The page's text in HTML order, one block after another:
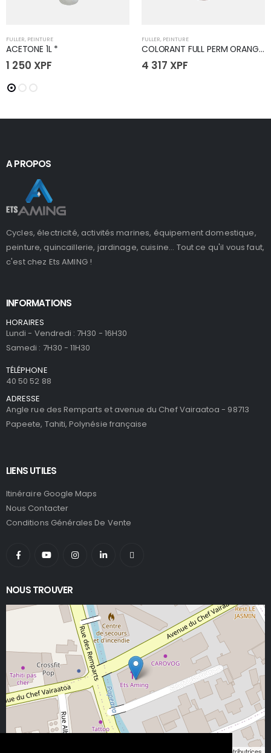
FULLER, PEINTURE
ACETONE 1L *
1 250 XPF
FULLER, PEINTURE
COLORANT FULL PERM ORANGE 12oz
4 317 XPF
A PROPOS
Cycles, électricité, activités marines, équipement domestique,
peinture, quincaillerie, jardinage, cuisine... Tout ce qu'il vous faut,
c'est chez Ets AMING !
INFORMATIONS
HORAIRES
Lundi - Vendredi : 7H30 - 16H30
Samedi : 7H30 - 11H30
TÉLÉPHONE
40 50 52 88
ADRESSE
Angle rue des Remparts et avenue du Chef Vairaatoa - 98713
Papeete, Tahiti, Polynésie française
LIENS UTILES
Itinéraire Google Maps
Nous Contacter
Conditions Générales De Vente
NOUS TROUVER